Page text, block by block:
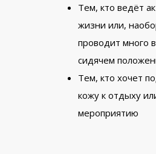
Тем, кто ведёт
жизни или,
проводит много
сидячем
Тем, кто хочет
кожу к отдыху
мероприятию